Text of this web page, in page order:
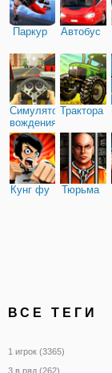
Паркур Автобус
Симулятор
вождения
Трактора
Кунг фу Тюрьма
ВСЕ ТЕГИ
1 игрок (3365)
3 в ряд (262)